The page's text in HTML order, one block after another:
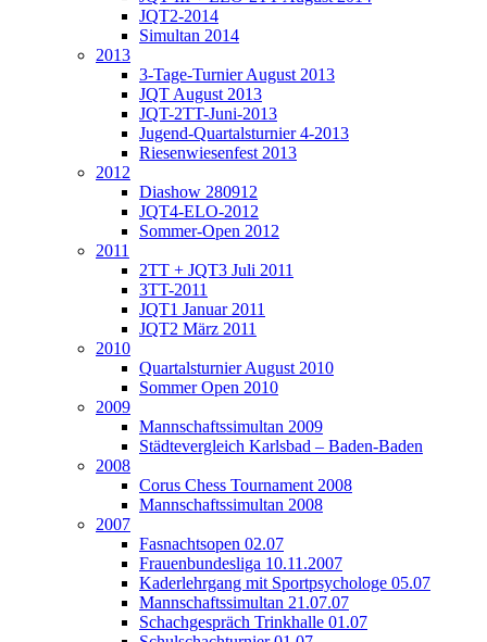
JQT2-2014
Simultan 2014
2013
3-Tage-Turnier August 2013
JQT August 2013
JQT-2TT-Juni-2013
Jugend-Quartalsturnier 4-2013
Riesenwiesenfest 2013
2012
Diashow 280912
JQT4-ELO-2012
Sommer-Open 2012
2011
2TT + JQT3 Juli 2011
3TT-2011
JQT1 Januar 2011
JQT2 März 2011
2010
Quartalsturnier August 2010
Sommer Open 2010
2009
Mannschaftssimultan 2009
Städtevergleich Karlsbad – Baden-Baden
2008
Corus Chess Tournament 2008
Mannschaftssimultan 2008
2007
Fasnachtsopen 02.07
Frauenbundesliga 10.11.2007
Kaderlehrgang mit Sportpsychologe 05.07
Mannschaftssimultan 21.07.07
Schachgespräch Trinkhalle 01.07